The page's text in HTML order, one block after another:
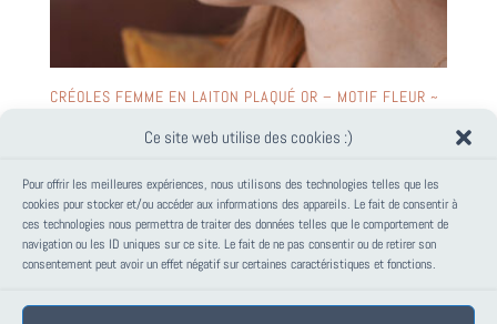
Ce site web utilise des cookies :)
Pour offrir les meilleures expériences, nous utilisons des technologies telles que les
cookies pour stocker et/ou accéder aux informations des appareils. Le fait de consentir à
ces technologies nous permettra de traiter des données telles que le comportement de
navigation ou les ID uniques sur ce site. Le fait de ne pas consentir ou de retirer son
consentement peut avoir un effet négatif sur certaines caractéristiques et fonctions.
CRÉOLES FEMME EN LAITON PLAQUÉ OR – MOTIF FLEUR ~
prix
initial
était :
34,00€.
actuel
est :
30,00€.
PANIER
Votre panier est vide.